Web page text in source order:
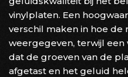
vinylplaten. Een
verschil maken in hoe de
weergegeven, terwijl
dat de groeven van de
afgetast en het geluid